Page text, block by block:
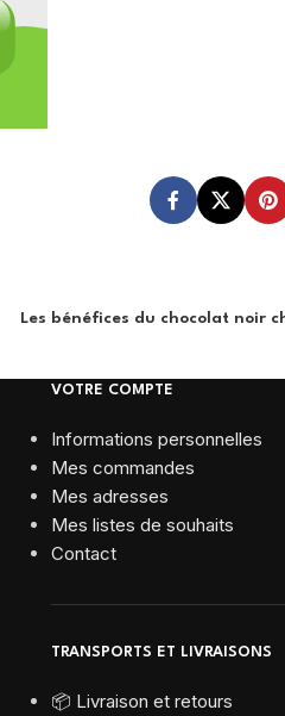
Les bénéfices du chocolat noir
VOTRE COMPTE
Informations personnelles
Mes commandes
Mes adresses
Mes listes de souhaits
Contact
TRANSPORTS ET LIVRAISONS
📦 Livraison et retours